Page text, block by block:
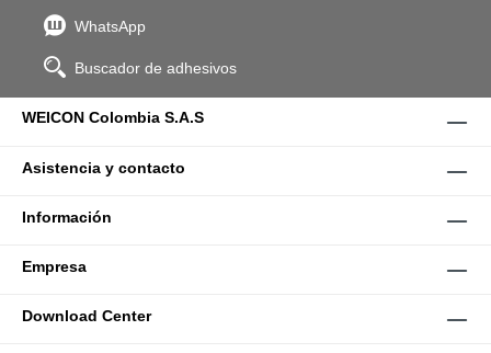
WhatsApp
Buscador de adhesivos
WEICON Colombia S.A.S
Asistencia y contacto
Información
Empresa
Download Center